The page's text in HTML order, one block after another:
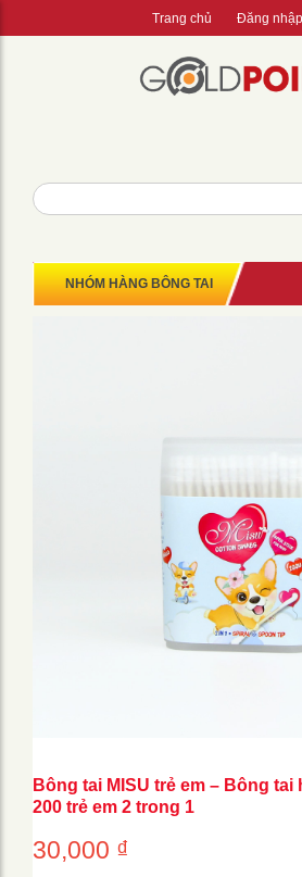
Trang chủ Đăng nhập
NHÓM HÀNG BÔNG TAI
Bông tai MISU trẻ em – Bông tai
200 trẻ em 2 trong 1
30,000 ₫